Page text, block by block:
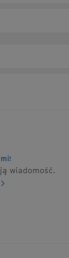
wiadomość.